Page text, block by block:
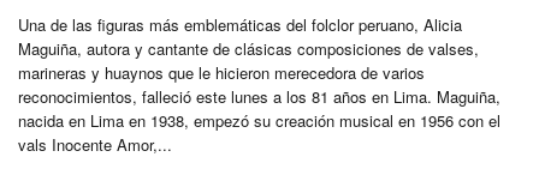
Una de las figuras más emblemáticas del folclor peruano, Alicia
Maguiña, autora y cantante de clásicas composiciones de valses,
marineras y huaynos que le hicieron merecedora de varios
reconocimientos, falleció este lunes a los 81 años en Lima. Maguiña,
nacida en Lima en 1938, empezó su creación musical en 1956 con el
vals Inocente Amor,...